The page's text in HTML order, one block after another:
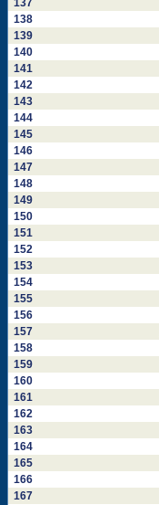
137
138
139
140
141
142
143
144
145
146
147
148
149
150
151
152
153
154
155
156
157
158
159
160
161
162
163
164
165
166
167